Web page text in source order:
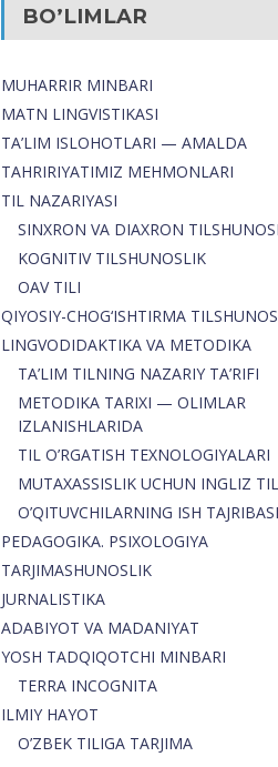
BO’LIMLAR
MUHARRIR MINBARI
MATN LINGVISTIKASI
TA’LIM ISLOHOTLARI — AMALDA
TAHRIRIYATIMIZ MEHMONLARI
TIL NAZARIYASI
SINXRON VA DIAXRON
KOGNITIV TILSHUNOSLIK
OAV TILI
QIYOSIY-CHOG‘ISHTIRMA
LINGVODIDAKTIKA VA METODIKA
TA’LIM TILNING NAZARIY TA’RIFI
METODIKA TARIXI — OLIMLAR
IZLANISHLARIDA
TIL O’RGATISH TEXNOLOGIYALARI
MUTAXASSISLIK UCHUN INGLIZ
O’QITUVCHILARNING ISH
PEDAGOGIKA. PSIXOLOGIYA
TARJIMASHUNOSLIK
JURNALISTIKA
ADABIYOT VA MADANIYAT
YOSH TADQIQOTCHI MINBARI
TERRA INCOGNITA
ILMIY HAYOT
O’ZBEK TILIGA TARJIMA